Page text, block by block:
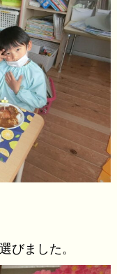
びました。